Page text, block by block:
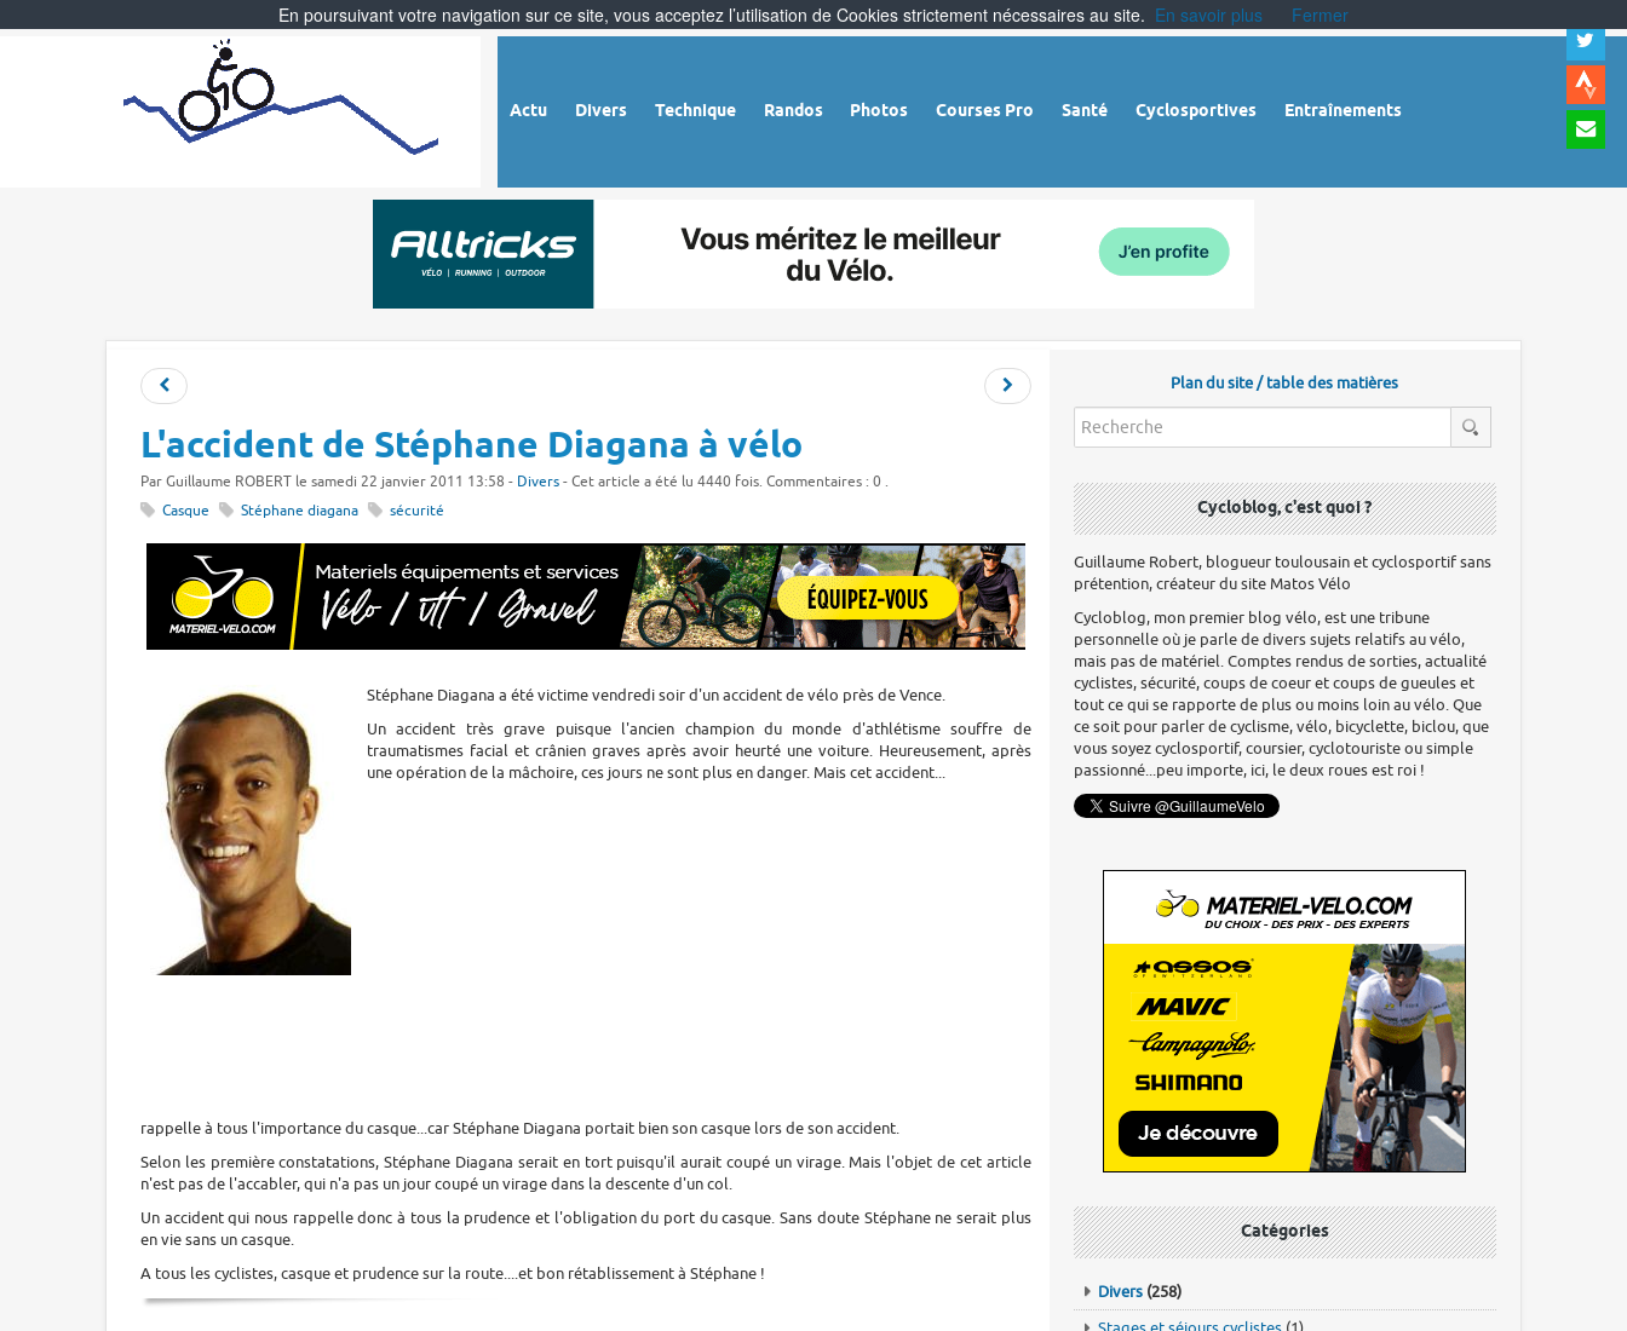
Actu Divers Technique Randos Photos Courses Pro Santé Cyclosportives Entraînements
à
L'accident de Stéphane Diagana à vélo
Par Guillaume ROBERT le samedi 22 janvier 2011 13:58 - Divers - Cet article a été lu 4440 fois. Commentaires : 0 .
Casque
Stéphane diagana sécurité
Stéphane Diagana a été victime vendredi soir d'un accident de vélo près de Vence.
Un accident très grave puisque l'ancien champion du monde d'athlétisme souffre de
traumatismes facial et crânien graves après avoir heurté une voiture. Heureusement, après
une opération de la mâchoire, ces jours ne sont plus en danger. Mais cet accident...
rappelle à tous l'importance du casque...car Stéphane Diagana portait bien son casque lors de son accident.
Selon les première constatations, Stéphane Diagana serait en tort puisqu'il aurait coupé un virage. Mais l'objet de cet article
n'est pas de l'accabler, qui n'a pas un jour coupé un virage dans la descente d'un col.
Un accident qui nous rappelle donc à tous la prudence et l'obligation du port du casque. Sans doute Stéphane ne serait plus
en vie sans un casque.
A tous les cyclistes, casque et prudence sur la route....et bon rétablissement à Stéphane !
Plan du site / table des matières
Cycloblog, c'est quoi ?
Guillaume Robert, blogueur toulousain et cyclosportif sans
prétention, créateur du site Matos Vélo
Cycloblog, mon premier blog vélo, est une tribune
personnelle où je parle de divers sujets relatifs au vélo,
mais pas de matériel. Comptes rendus de sorties, actualité
cyclistes, sécurité, coups de coeur et coups de gueules et
tout ce qui se rapporte de plus ou moins loin au vélo. Que
ce soit pour parler de cyclisme, vélo, bicyclette, biclou, que
vous soyez cyclosportif, coursier, cyclotouriste ou simple
passionné...peu importe, ici, le deux roues est roi !
Catégories
Divers (258)
En poursuivant votre navigation sur ce site, vous acceptez l’utilisation de Cookies strictement nécessaires au site. En savoir plus Fermer